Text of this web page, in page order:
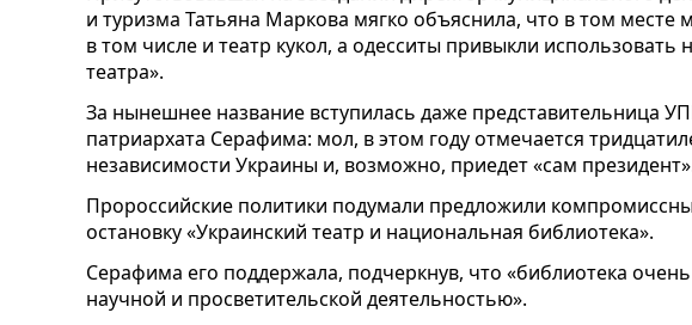
и туризма Татьяна Маркова мягко объяснила, что в том месте
в том числе и театр кукол, а одесситы привыкли использовать
театра».
За нынешнее название вступилась даже представительница
патриархата Серафима: мол, в этом году отмечается
независимости Украины и, возможно, приедет «сам
Пророссийские политики подумали предложили
остановку «Украинский театр и национальная библиотека».
Серафима его поддержала, подчеркнув, что «библиотека
научной и просветительской деятельностью».